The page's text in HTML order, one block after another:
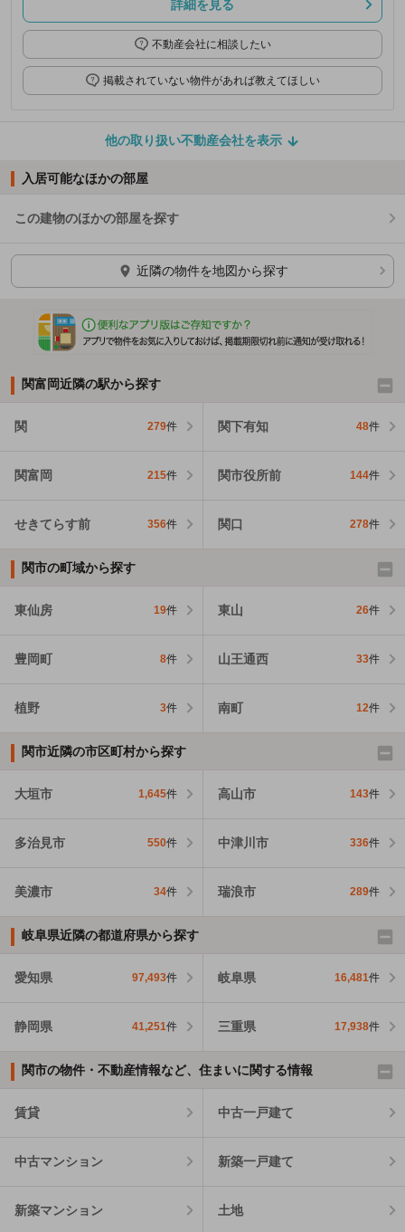
詳細を見る
不動産会社に相談したい
掲載されていない物件があれば教えてほしい
他の取り扱い不動産会社を表示
入居可能なほかの部屋
この建物のほかの部屋を探す
ほかの部屋を検索中…
近隣の物件を地図から探す
関富岡近隣の駅から探す
関 279件 関下有知 48件
関富岡 215件 関市役所前 144件
せきてらす前 356件 関口 278件
関市の町域から探す
東仙房 19件 東山 26件
豊岡町 8件 山王通西 33件
植野 3件 南町 12件
関市近隣の市区町村から探す
大垣市 1,645件 高山市 143件
多治見市 550件 中津川市 336件
美濃市 34件 瑞浪市 289件
岐阜県近隣の都道府県から探す
愛知県 97,493件 岐阜県 16,481件
静岡県 41,251件 三重県 17,938件
関市の物件・不動産情報など、住まいに関する情報
賃貸 中古一戸建て
中古マンション 新築一戸建て
新築マンション 土地